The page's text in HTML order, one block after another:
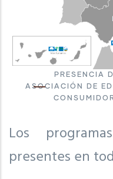
PRESENCIA
ASOCIACIÓN DE
Los
presentes en